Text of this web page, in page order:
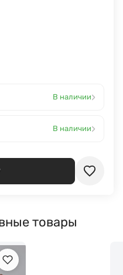
В наличии›
В наличии›
товары